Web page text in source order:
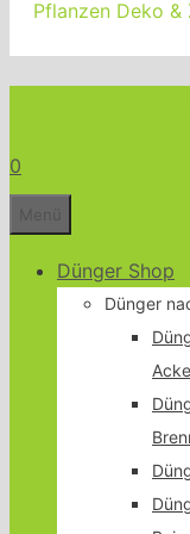
Pflanzen Deko &
0
Dünger Shop
Dünger